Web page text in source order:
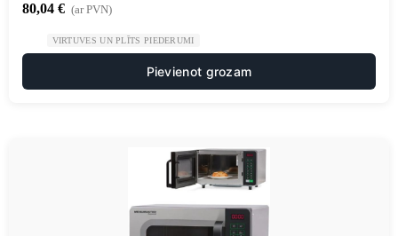
80,04 € (ar PVN)
VIRTUVES UN PLĪTS PIEDERUMI
Pievienot grozam